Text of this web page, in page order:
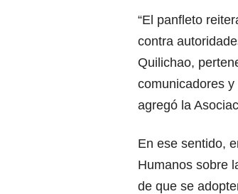
“El panfleto
contra
Quilichao,
comunicadores
agregó la
En ese sentido,
Humanos sobre
de que se